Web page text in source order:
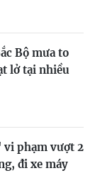
Bộ mưa to
lở tại nhiều
phạm vượt 2
đi xe máy